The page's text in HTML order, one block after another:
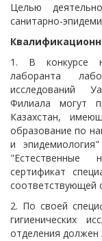
Целью
санитарно-
1. В конкурсе
лаборанта
исследований
Филиала могут
Казахстан,
образование по
и
"Естественные
сертификат
соответствующей
2. По своей
гигиенических
отделения должен